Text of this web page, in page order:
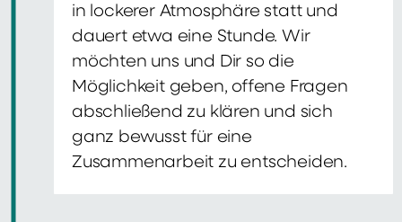
in lockerer Atmosphäre statt und
dauert etwa eine Stunde. Wir
möchten uns und Dir so die
Möglichkeit geben, offene Fragen
abschließend zu klären und sich
ganz bewusst für eine
Zusammenarbeit zu entscheiden.